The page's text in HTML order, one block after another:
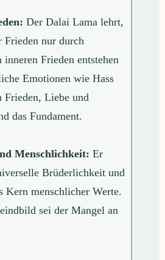
Der Dalai Lama lehrt,
Frieden nur durch
Frieden entstehen
Emotionen wie Hass
Frieden, Liebe und
das Fundament.
Menschlichkeit: Er
Brüderlichkeit und
Kern menschlicher Werte.
sei der Mangel an